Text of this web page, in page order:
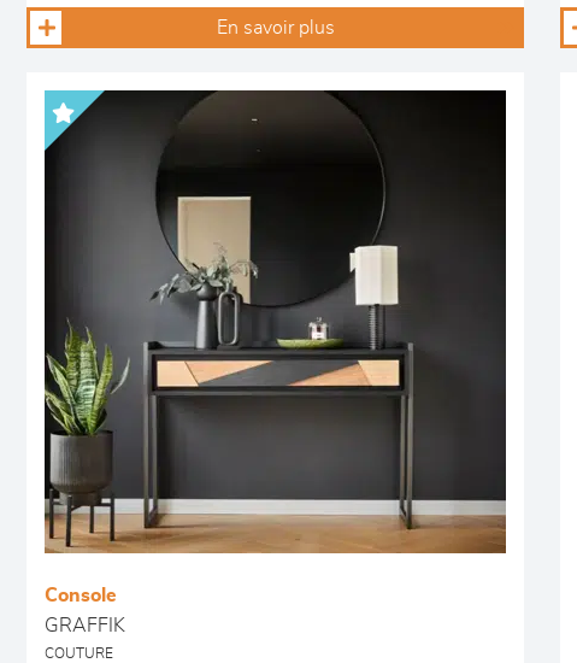
En savoir plus
Console
GRAFFIK
COUTURE